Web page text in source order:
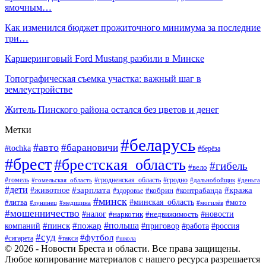
ямочным…
Как изменился бюджет прожиточного минимума за последние
три…
Каршеринговый Ford Mustang разбили в Минске
Топографическая съемка участка: важный шаг в
землеустройстве
Житель Пинского района остался без цветов и денег
Метки
#tochka #авто #барановичи #беларусь #берёза
#брест#брестская_область #вело #гибель
#гомель #гомельская_область #гродненская_область #гродно #дальнобойщик #деньга
#дети #животное #зарплата #здоровье #кобрин #контрабанда #кража
#литва #лунинец #медицина #минск #минская_область #могилёв #мото
#мошенничество #налог #наркотик #недвижимость #новости
компаний #пинск #пожар #польша #приговор #работа #россия
#сигарета #суд #такси #футбол #школа
© 2026 - Новости Бреста и области. Все права защищены.
Любое копирование материалов с нашего ресурса разрешается